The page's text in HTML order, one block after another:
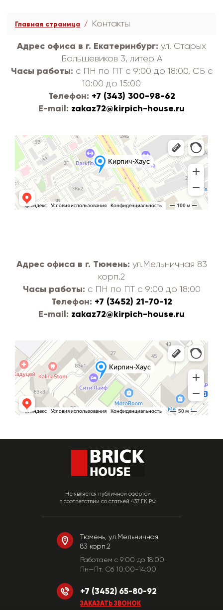
Главная страница Контакты
Адрес офиса в г. Екатеринбург: ул. Старых
Большевиков 3, литер А
Часы работы: с ПН по ПТ с 9:00 до 18:00, СБ с
10:00 до 15:00
Телефон: +7 (343) 300-98-62
E-mail: zakaz72@kirpich-house.ru
Адрес офиса в г. Тюмень: ул.Мельничная 83
корп.2
Часы работы: с ПН по ПТ с 9:00 до 18:00
Телефон: +7 (3452) 21-70-12
E-mail: zakaz72@kirpich-house.ru
Не является публичной офертой
в соответствии со статьей 437 ГК РФ
Тюмень, ул.Мельничная
83 корп.2
Работаем c 9:00 до 18:00.
Пн—Пт. Сб 10:00-14:00
+7 (3452) 65-80-92
ЗАКАЗАТЬ ЗВОНОК